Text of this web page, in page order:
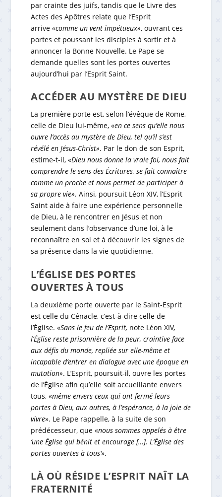
par crainte des juifs, tandis que le Livre des
Actes des Apôtres relate que l’Esprit
arrive«comme un vent impétueux», ouvrant ces
portes et poussant les disciples à sortir et à
annoncer la Bonne Nouvelle. Le Pape se
demande quelles sont les portes ouvertes
aujourd’hui par l’Esprit Saint.
ACCÉDER AU MYSTÈRE DE DIEU
La première porte est, selon l’évêque de Rome,
celle de Dieu lui-même, «en ce sens qu’elle nous
ouvre l’accès au mystère de Dieu, tel qu’il s’est
révélé en Jésus-Christ». Par le don de son Esprit,
estime-t-il, «Dieu nous donne la vraie foi, nous fait
comprendre le sens des Écritures, se fait connaître
comme un proche et nous permet de participer à
sa propre vie». Ainsi, poursuit Léon XIV, l’Esprit
Saint aide à faire une expérience personnelle
de Dieu, à le rencontrer en Jésus et non
seulement dans l’observance d’une loi, à le
reconnaître en soi et à découvrir les signes de
sa présence dans la vie quotidienne.
L’ÉGLISE DES PORTES
OUVERTES À TOUS
La deuxième porte ouverte par le Saint-Esprit
est celle du Cénacle, c’est-à-dire celle de
l’Église. «Sans le feu de l’Esprit, note Léon XIV,
l’Église reste prisonnière de la peur, craintive face
aux défis du monde, repliée sur elle-même et
incapable d’entrer en dialogue avec une époque en
mutation». L’Esprit, poursuit-il, ouvre les portes
de l’Église afin qu’elle soit accueillante envers
tous, «même envers ceux qui ont fermé leurs
portes à Dieu, aux autres, à l’espérance, à la joie de
vivre». Le Pape rappelle, à la suite de son
prédécesseur, que «nous sommes appelés à être
‘une Église qui bénit et encourage […]. L’Église des
portes ouvertes à tous’».
LÀ OÙ RÉSIDE L’ESPRIT NAÎT LA
FRATERNITÉ